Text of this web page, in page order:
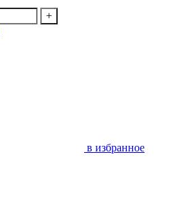
+
в избранное